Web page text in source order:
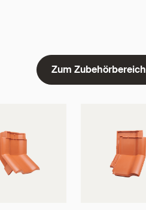
Zum Zubehörbereich